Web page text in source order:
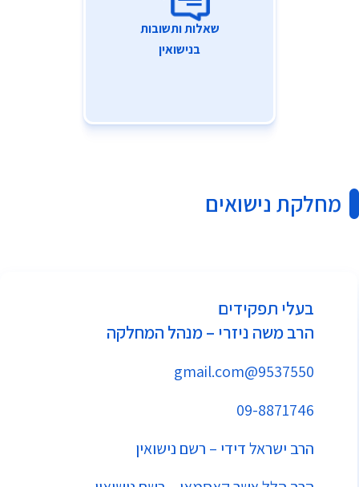
שאלות ותשובות
בנישואין
‏מחלקת נישואים
בעלי תפקידים
הרב משה ניזרי –מנהל המחלקה
9537550@gmail.com
09-8871746
הרב ישראל דידי – רשם נישואין